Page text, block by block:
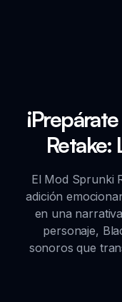
Retake:
El Mod Sprunki
adición
en una
personaje,
sonoros que